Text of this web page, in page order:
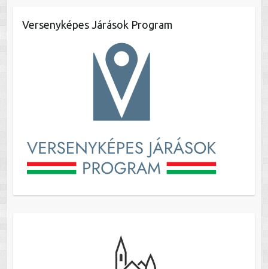
Versenyképes Járások Program